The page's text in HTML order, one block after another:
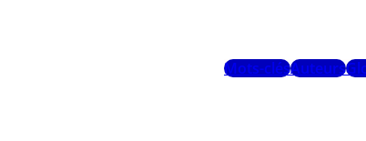
Mots-clésAuteurs